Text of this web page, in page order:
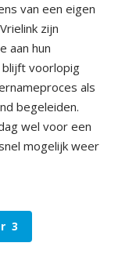
van een eigen
zijn
aan hun
blijft voorlopig
als
begeleiden.
wel voor een
mogelijk weer
3